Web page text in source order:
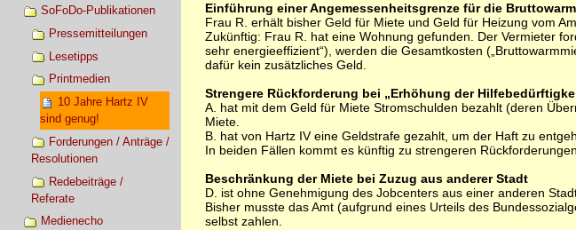
SoFoDo-Publikationen
Pressemitteilungen
Lesetipps
Printmedien
10 Jahre Hartz IV
sind genug!
Forderungen / Anträge /
Resolutionen
Redebeiträge /
Referate
Medienecho
Einführung einer Angemessenheitsgrenze für die
Frau R. erhält bisher Geld für Miete und Geld für Heizung vom
Zukünftig: Frau R. hat eine Wohnung gefunden. Der Vermieter
sehr energieeffizient“), werden die Gesamtkosten
dafür kein zusätzliches Geld.
Strengere Rückforderung bei „Erhöhung der
A. hat mit dem Geld für Miete Stromschulden bezahlt (deren
Miete.
B. hat von Hartz IV eine Geldstrafe gezahlt, um der Haft zu
In beiden Fällen kommt es künftig zu strengeren
Beschränkung der Miete bei Zuzug aus anderer Stadt
D. ist ohne Genehmigung des Jobcenters aus einer anderen
Bisher musste das Amt (aufgrund eines Urteils des
selbst zahlen.